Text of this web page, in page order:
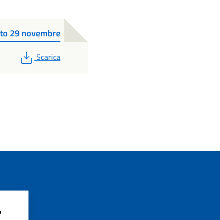
29 novembre
PDF
Scarica